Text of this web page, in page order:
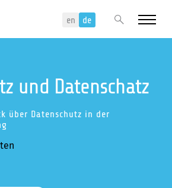
Menu
Search
en de
und Datenschatz
über Datenschutz in der